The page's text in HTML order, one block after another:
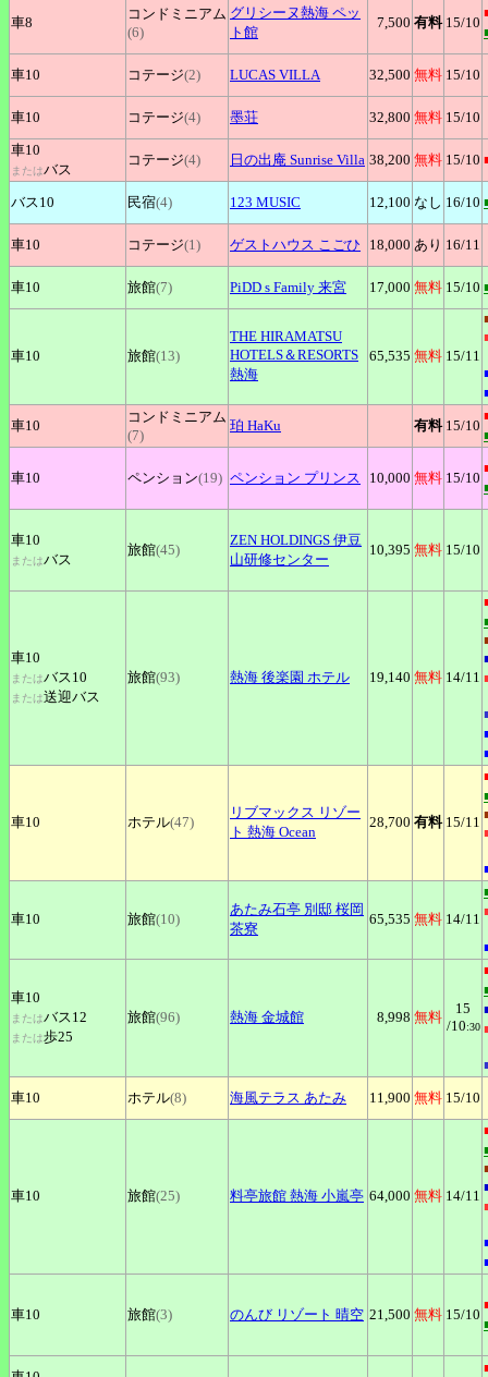
車8
コンドミニアム
(6)
グリシーヌ熱海 ペッ
ト館
7,500 有料 15/10
車10 コテージ(2) LUCAS VILLA 32,500 無料 15/10
車10 コテージ(4) 墨荘 32,800 無料 15/10
車10
またはバス
コテージ(4) 日の出庵 Sunrise Villa 38,200 無料 15/10
バス10 民宿(4) 123 MUSIC 12,100 なし 16/10
車10 コテージ(1) ゲストハウス こごひ 18,000 あり 16/11
車10 旅館(7) PiDD s Family 来宮 17,000 無料 15/10
車10 旅館(13)
THE HIRAMATSU
HOTELS＆RESORTS
熱海
65,535 無料 15/11
車10
コンドミニアム
(7)
珀 HaKu 有料 15/10
車10 ペンション(19) ペンション プリンス 10,000 無料 15/10
車10
またはバス
旅館(45)
ZEN HOLDINGS 伊豆
山研修センター
10,395 無料 15/10
車10
またはバス10
または送迎バス
旅館(93) 熱海 後楽園 ホテル 19,140 無料 14/11
車10 ホテル(47)
リブマックス リゾー
ト 熱海 Ocean
28,700 有料 15/11
車10 旅館(10)
あたみ石亭 別邸 桜岡
茶寮
65,535 無料 14/11
車10
またはバス12
または歩25
旅館(96) 熱海 金城館 8,998 無料
15
/10:30
車10
ホテル(8) 海風テラス あたみ 11,900 無料 15/10
車10 旅館(25) 料亭旅館 熱海 小嵐亭 64,000 無料 14/11
車10 旅館(3) のんび リゾート 晴空 21,500 無料 15/10